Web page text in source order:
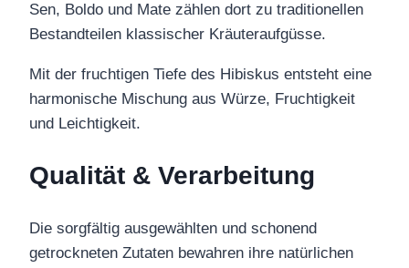
Sen, Boldo und Mate zählen dort zu traditionellen
Bestandteilen klassischer Kräuteraufgüsse.
Mit der fruchtigen Tiefe des Hibiskus entsteht eine
harmonische Mischung aus Würze, Fruchtigkeit
und Leichtigkeit.
Qualität & Verarbeitung
Die sorgfältig ausgewählten und schonend
getrockneten Zutaten bewahren ihre natürlichen